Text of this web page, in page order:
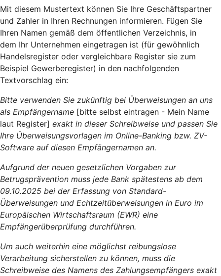
Mit diesem Mustertext können Sie Ihre Geschäftspartner
und Zahler in Ihren Rechnungen informieren. Fügen Sie
Ihren Namen gemäß dem öffentlichen Verzeichnis, in
dem Ihr Unternehmen eingetragen ist (für gewöhnlich
Handelsregister oder vergleichbare Register sie zum
Beispiel Gewerberegister) in den nachfolgenden
Textvorschlag ein:
Bitte verwenden Sie zukünftig bei Überweisungen an uns
als Empfängername [bitte selbst eintragen - Mein Name
laut Register] exakt in dieser Schreibweise und passen Sie
Ihre Überweisungsvorlagen im Online-Banking bzw. ZV-
Software auf diesen Empfängernamen an.
Aufgrund der neuen gesetzlichen Vorgaben zur
Betrugsprävention muss jede Bank spätestens ab dem
09.10.2025 bei der Erfassung von Standard-
Überweisungen und Echtzeitüberweisungen in Euro im
Europäischen Wirtschaftsraum (EWR) eine
Empfängerüberprüfung durchführen.
Um auch weiterhin eine möglichst reibungslose
Verarbeitung sicherstellen zu können, muss die
Schreibweise des Namens des Zahlungsempfängers exakt